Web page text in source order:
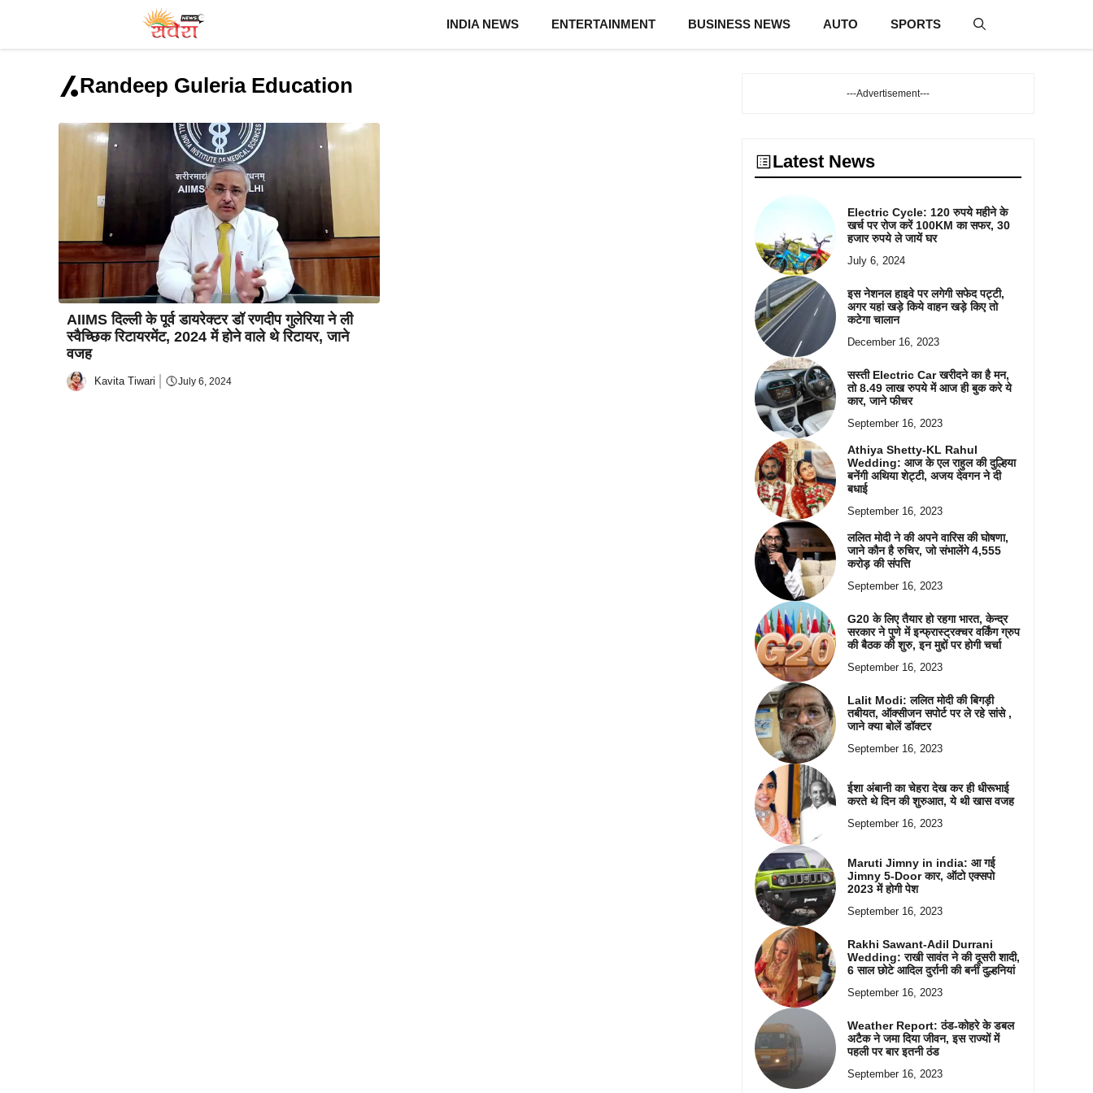
content
INDIA NEWS ENTERTAINMENT BUSINESS NEWS AUTO SPORTS
Randeep Guleria Education
AIIMS दिल्ली के पूर्व डायरेक्टर डॉ रणदीप गुलेरिया ने ली
स्वैच्छिक रिटायरमेंट, 2024 में होने वाले थे रिटायर, जाने
वजह
Kavita Tiwari July 6, 2024
---Advertisement---
Latest News
Electric Cycle: 120 रुपये महीने के
खर्च पर रोज करें 100KM का सफर, 30
हजार रुपये ले जायें घर
July 6, 2024
इस नेशनल हाइवे पर लगेगी सफेद पट्टी,
अगर यहां खड़े किये वाहन खड़े किए तो
कटेगा चालान
December 16, 2023
सस्ती Electric Car खरीदने का है मन,
तो 8.49 लाख रुपये में आज ही बुक करे ये
कार, जाने फीचर
September 16, 2023
Athiya Shetty-KL Rahul
Wedding: आज के एल राहुल की दुल्हिया
बनेंगी अथिया शेट्टी, अजय देवगन ने दी
बधाई
September 16, 2023
ललित मोदी ने की अपने वारिस की घोषणा,
जाने कौन है रुचिर, जो संभालेंगे 4,555
करोड़ की संपत्ति
September 16, 2023
G20 के लिए तैयार हो रहगा भारत, केन्द्र
सरकार ने पुणे में इन्फ्रास्ट्रक्चर वर्किंग ग्रुप
की बैठक की शुरु, इन मुद्दों पर होगी चर्चा
September 16, 2023
Lalit Modi: ललित मोदी की बिगड़ी
तबीयत, ऑक्सीजन सपोर्ट पर ले रहे सांसे ,
जाने क्या बोलें डॉक्टर
September 16, 2023
ईशा अंबानी का चेहरा देख कर ही धीरूभाई
करते थे दिन की शुरुआत, ये थी खास वजह
September 16, 2023
Maruti Jimny in india: आ गई
Jimny 5-Door कार, ऑटो एक्सपो
2023 में होगी पेश
September 16, 2023
Rakhi Sawant-Adil Durrani
Wedding: राखी सावंत ने की दूसरी शादी,
6 साल छोटे आदिल दुर्रानी की बनीं दुल्हनियां
September 16, 2023
Weather Report: ठंड-कोहरे के डबल
अटैक ने जमा दिया जीवन, इस राज्यों में
पहली पर बार इतनी ठंड
September 16, 2023